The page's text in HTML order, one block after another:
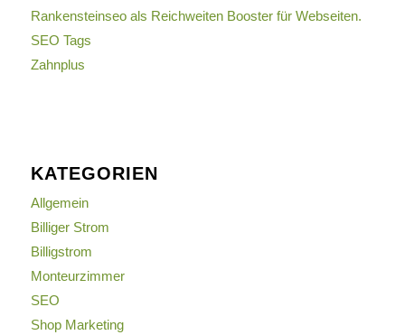
Rankensteinseo als Reichweiten Booster für Webseiten.
SEO Tags
Zahnplus
KATEGORIEN
Allgemein
Billiger Strom
Billigstrom
Monteurzimmer
SEO
Shop Marketing